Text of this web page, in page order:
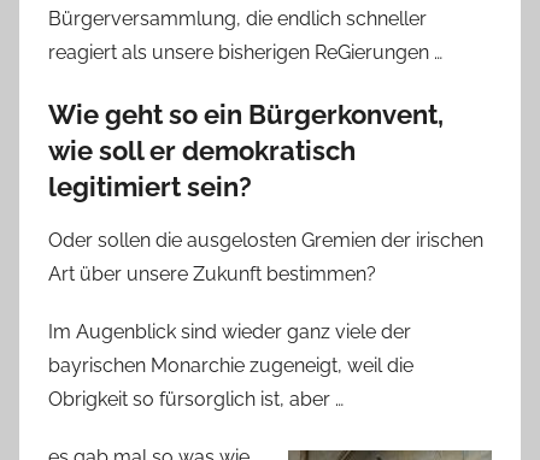
Bürgerversammlung, die endlich schneller
reagiert als unsere bisherigen ReGierungen …
Wie geht so ein Bürgerkonvent,
wie soll er demokratisch
legitimiert sein?
Oder sollen die ausgelosten Gremien der irischen
Art über unsere Zukunft bestimmen?
Im Augenblick sind wieder ganz viele der
bayrischen Monarchie zugeneigt, weil die
Obrigkeit so fürsorglich ist, aber …